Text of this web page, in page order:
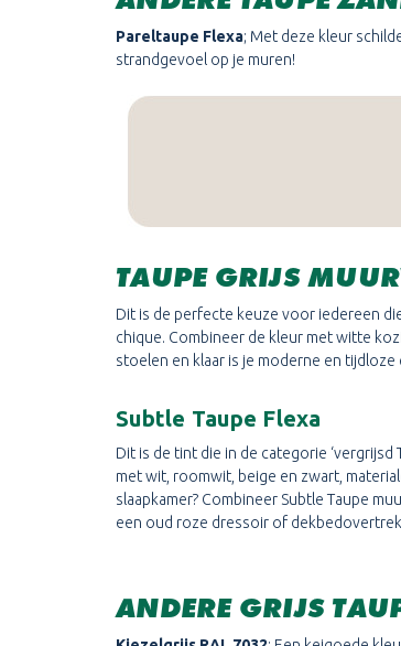
Pareltaupe Flexa; Met deze kleur
strandgevoel op je muren!
TAUPE GRIJS
Dit is de perfecte keuze voor iedereen
chique. Combineer de kleur met witte
stoelen en klaar is je moderne en tijdloze
Subtle Taupe Flexa
Dit is de tint die in de categorie ‘vergrijsd
met wit, roomwit, beige en zwart,
slaapkamer? Combineer Subtle Taupe
een oud roze dressoir of
ANDERE GRIJS